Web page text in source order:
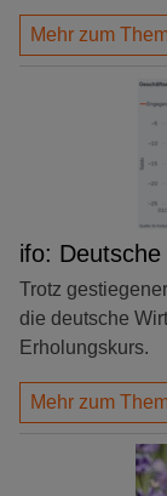
Mehr zum
ifo:
Trotz
die deutsche
Erholungskurs.
Mehr zum